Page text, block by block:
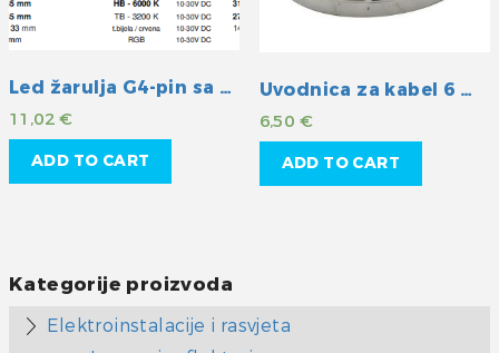
Led žarulja G4-pin sa strane hladna
11,02€
ADD TO CART
Uvodnica za kabel 6 mm
6,50 €
ADD TO CART
Kategorije proizvoda
Elektroinstalacije i rasvjeta